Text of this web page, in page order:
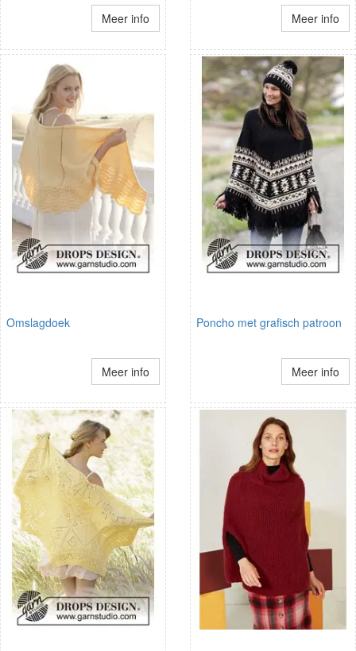
Meer info Meer info
Omslagdoek
Meer info
Poncho met grafisch patroon
Meer info